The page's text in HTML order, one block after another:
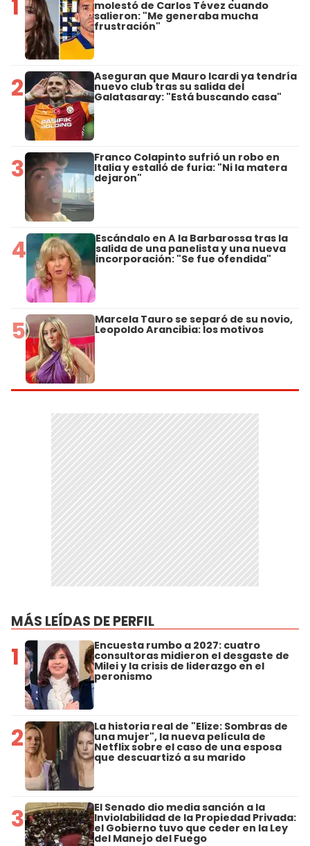
1 molestó de Carlos Tévez cuando
salieron: "Me generaba mucha
frustración"
2 Aseguran que Mauro Icardi ya tendría
nuevo club tras su salida del
Galatasaray: "Está buscando casa"
3 Franco Colapinto sufrió un robo en
Italia y estalló de furia: "Ni la matera
dejaron"
4 Escándalo en A la Barbarossa tras la
salida de una panelista y una nueva
incorporación: "Se fue ofendida"
5 Marcela Tauro se separó de su novio,
Leopoldo Arancibia: los motivos
MÁS LEÍDAS DE PERFIL
1 Encuesta rumbo a 2027: cuatro
consultoras midieron el desgaste de
Milei y la crisis de liderazgo en el
peronismo
2 La historia real de "Elize: Sombras de
una mujer", la nueva película de
Netflix sobre el caso de una esposa
que descuartizó a su marido
3 El Senado dio media sanción a la
Inviolabilidad de la Propiedad Privada:
el Gobierno tuvo que ceder en la Ley
del Manejo del Fuego